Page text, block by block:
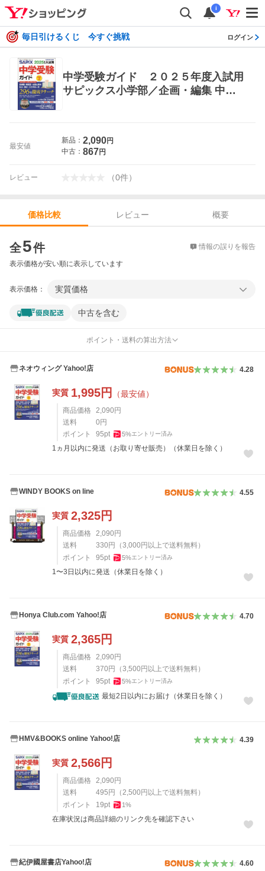
i
毎日引けるくじ 今すぐ挑戦 ログイン
中学受験ガイド ２０２５年度入試用
サピックス小学部／企画・編集 中学
最安値
新品： 2,090円
中古： 867円
レビュー （0件）
価格比較 レビュー
概要
全5件 情報の誤りを報告
表示価格が安い順に表示しています
表示価格： 実質価格
中古を含む
ポイント・送料の算出方法
ネオウィング Yahoo!店 4.28
実質 1,995円 （最安値）
商品価格 2,090 円
送料
0 円
ポイント
95pt 5%エントリー済み
1ヵ月以内に発送（お取り寄せ販売）（休業日を除く）
WINDY BOOKS on line 4.55
実質 2,325円
商品価格 2,090 円
送料
330 円 （3,000 円以上で送料無料）
ポイント
95pt 5%エントリー済み
1〜3日以内に発送（休業日を除く）
Honya Club.com Yahoo!店 4.70
実質 2,365円
商品価格 2,090 円
送料
370 円 （3,500 円以上で送料無料）
ポイント
95pt 5%エントリー済み
最短2日以内にお届け（休業日を除く）
HMV&BOOKS online Yahoo!店 4.39
実質 2,566円
商品価格 2,090 円
送料
495 円 （2,500 円以上で送料無料）
ポイント
19pt 1%
在庫状況は商品詳細のリンク先を確認下さい
紀伊國屋書店Yahoo!店 4.60